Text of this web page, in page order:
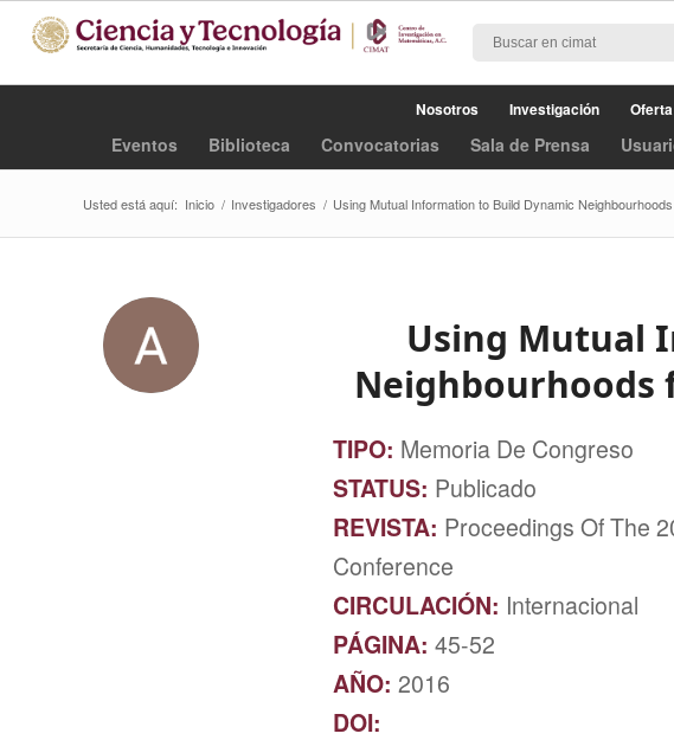
Nosotros Investigación
Eventos Biblioteca Convocatorias Sala de Prensa
Usted está aquí: Inicio / Investigadores / Using Mutual Information to Build Dynamic Neighbourhoods
Using Mutual
Neighbourhoods
TIPO: Memoria De Congreso
STATUS: Publicado
REVISTA: Proceedings Of The
Conference
CIRCULACIÓN: Internacional
PÁGINA: 45-52
AÑO: 2016
DOI: